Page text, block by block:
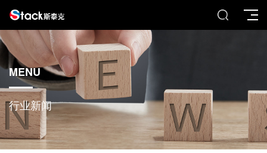
MENU
行业新闻